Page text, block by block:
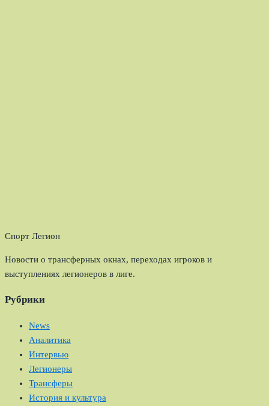
Спорт Легион
Новости о трансферных окнах, переходах игроков и
выступлениях легионеров в лиге.
Рубрики
News
Аналитика
Интервью
Легионеры
Трансферы
История и культура